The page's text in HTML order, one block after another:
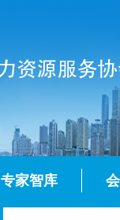
专家智库